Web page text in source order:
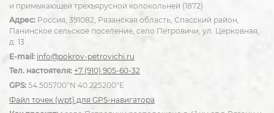
и примыкающей трехъярусной колокольней (1872)
Адрес: Россия, 391082, Рязанская область, Спасский район,
Панинское сельское поселение, село Петровичи, ул. Церковная,
д. 13
E-mail: info@pokrov-petrovichi.ru
Тел. настоятеля: +7 (910) 905-60-32
GPS: 54.505700°N 40.225200°E
Файл точек (wpt) для GPS-навигатора